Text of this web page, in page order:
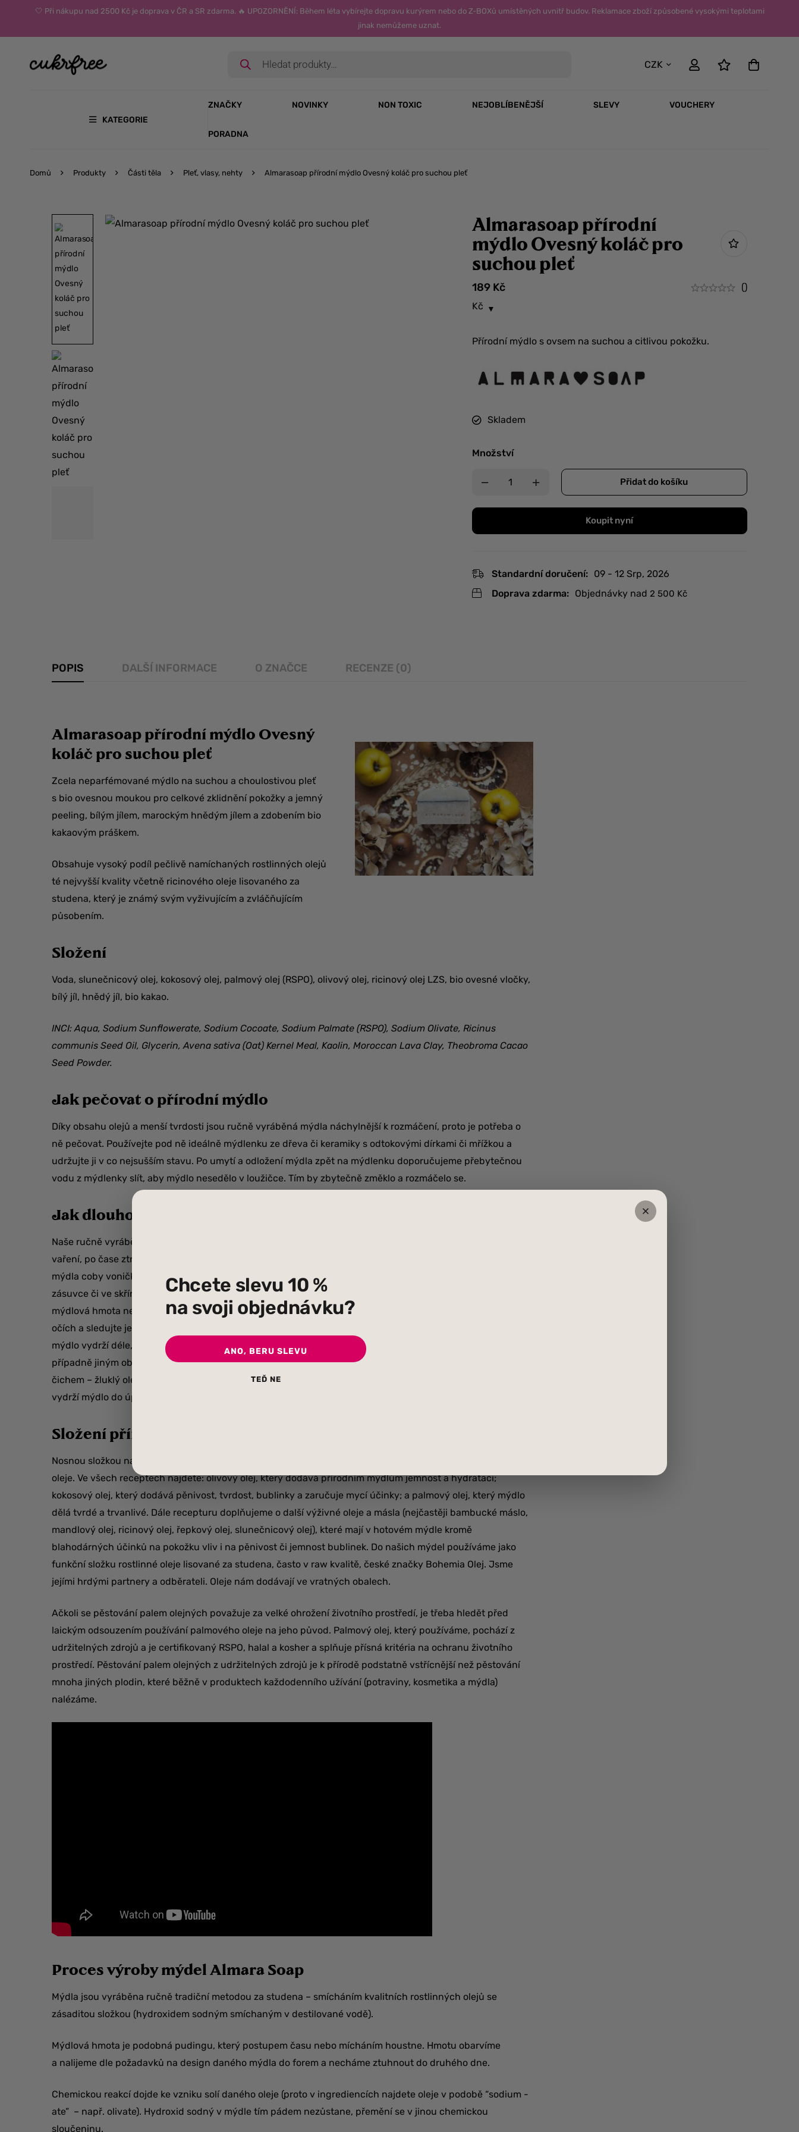
🤍 Při nákupu nad 2500 Kč je doprava v ČR a SR zdarma. 🔥 UPOZORNĚNÍ: Během léta vybírejte dopravu kurýrem nebo do Z-BOXů umístěných uvnitř budov. Reklamace zboží způsobené vysokými teplotami
jinak nemůžeme uznat.
CZK
KATEGORIE
ZNAČKY NOVINKY NON TOXIC NEJOBLÍBENĚJŠÍ SLEVY VOUCHERY
PORADNA
Domů Produkty Části těla Pleť, vlasy, nehty Almarasoap přírodní mýdlo Ovesný koláč pro suchou pleť
Almarasoap přírodní
mýdlo Ovesný koláč pro
suchou pleť
189 Kč
()
Kč
Přírodní mýdlo s ovsem na suchou a citlivou pokožku.
Skladem
Množství
Přidat do košíku
Koupit nyní
Standardní doručení: 09 - 12 Srp, 2026
Doprava zdarma: Objednávky nad 2 500 Kč
POPIS DALŠÍ INFORMACE O ZNAČCE RECENZE (0)
Almarasoap přírodní mýdlo Ovesný
koláč pro suchou pleť
Zcela neparfémované mýdlo na suchou a choulostivou pleť
s bio ovesnou moukou pro celkové zklidnění pokožky a jemný
peeling, bílým jílem, marockým hnědým jílem a zdobením bio
kakaovým práškem.
Obsahuje vysoký podíl pečlivě namíchaných rostlinných olejů
té nejvyšší kvality včetně ricinového oleje lisovaného za
studena, který je známý svým vyživujícím a zvláčňujícím
působením.
Složení
Voda, slunečnicový olej, kokosový olej, palmový olej (RSPO), olivový olej, ricinový olej LZS, bio ovesné vločky,
bílý jíl, hnědý jíl, bio kakao.
INCI: Aqua, Sodium Sunflowerate, Sodium Cocoate, Sodium Palmate (RSPO), Sodium Olivate, Ricinus
communis Seed Oil, Glycerin, Avena sativa (Oat) Kernel Meal, Kaolin, Moroccan Lava Clay, Theobroma Cacao
Seed Powder.
Jak pečovat o přírodní mýdlo
Díky obsahu olejů a menší tvrdosti jsou ručně vyráběná mýdla náchylnější k rozmáčení, proto je potřeba o
ně pečovat. Používejte pod ně ideálně mýdlenku ze dřeva či keramiky s odtokovými dírkami či mřížkou a
udržujte ji v co nejsušším stavu. Po umytí a odložení mýdla zpět na mýdlenku doporučujeme přebytečnou
vodu z mýdlenky slít, aby mýdlo nesedělo v loužičce. Tím by zbytečně změklo a rozmáčelo se.
Jak dlouho vydrží přírodní mýdlo
Naše ručně vyráběná mýdla neobsahují žádné konzervanty. Stejně jako rostlinné oleje, které používáte při
vaření, po čase ztrácejí vůni a mohou žluknout. Proto přírodní mýdla nepoužívejte jako klasická komerční
mýdla coby voničky do skříní nebo šuplíků s prádlem – většinou se na ně zapomene, a mýdlo zůstane v
zásuvce či ve skříni několik let. U komerčních mýdel to nevadí, protože jsou napěchované konzervanty a
mýdlová hmota neobsahuje oleje v čisté kvalitě. Přírodní mýdlo by se ovšem mohlo zkazit. Proto ho mějte na
očích a sledujte jeho kvalitu. Běžná trvanlivost ručně vyráběných mýdel je 1 rok od data výroby. Některé
mýdlo vydrží déle, jiné kratší dobu. Pokud je trvanlivost menší – díky některým olejům, které se kazí rychleji,
případně jiným obsaženým látkám, vždy se to dozvíte z údajů na obalu. Řídit se můžete také vlastním
čichem – žluklý olej má specifický odér. A jak dlouho vydrží jedna kostka při umývání? Podle četnosti mytí
vydrží mýdlo do úplného vymydlení zhruba 3-4 týdny.
Složení přírodních mýdel
Nosnou složkou našich mýdel, která vyrábíme ručně tradiční metodou ze základních surovin, jsou rostlinné
oleje. Ve všech receptech najdete: olivový olej, který dodává přírodním mýdlům jemnost a hydrataci;
kokosový olej, který dodává pěnivost, tvrdost, bublinky a zaručuje mycí účinky; a palmový olej, který mýdlo
dělá tvrdé a trvanlivé. Dále recepturu doplňujeme o další výživné oleje a másla (nejčastěji bambucké máslo,
mandlový olej, ricinový olej, řepkový olej, slunečnicový olej), které mají v hotovém mýdle kromě
blahodárných účinků na pokožku vliv i na pěnivost či jemnost bublinek. Do našich mýdel používáme jako
funkční složku rostlinné oleje lisované za studena, často v raw kvalitě, české značky Bohemia Olej. Jsme
jejími hrdými partnery a odběrateli. Oleje nám dodávají ve vratných obalech.
Ačkoli se pěstování palem olejných považuje za velké ohrožení životního prostředí, je třeba hledět před
laickým odsouzením používání palmového oleje na jeho původ. Palmový olej, který používáme, pochází z
udržitelných zdrojů a je certifikovaný RSPO, halal a kosher a splňuje přísná kritéria na ochranu životního
prostředí. Pěstování palem olejných z udržitelných zdrojů je k přírodě podstatně vstřícnější než pěstování
mnoha jiných plodin, které běžně v produktech každodenního užívání (potraviny, kosmetika a mýdla)
nalézáme.
Proces výroby mýdel Almara Soap
Mýdla jsou vyráběna ručně tradiční metodou za studena – smícháním kvalitních rostlinných olejů se
zásaditou složkou (hydroxidem sodným smíchaným v destilované vodě).
Mýdlová hmota je podobná pudingu, který postupem času nebo mícháním houstne. Hmotu obarvíme
a nalijeme dle požadavků na design daného mýdla do forem a necháme ztuhnout do druhého dne.
Chemickou reakcí dojde ke vzniku solí daného oleje (proto v ingrediencích najdete oleje v podobě “sodium -
ate” – např. olivate). Hydroxid sodný v mýdle tím pádem nezůstane, přemění se v jinou chemickou
sloučeninu.
Chcete slevu 10 %
na svoji objednávku?
ANO, BERU SLEVU
TEĎ NE